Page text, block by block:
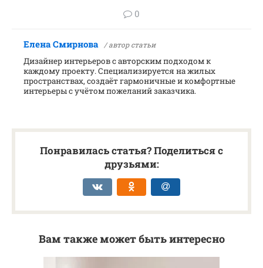
0
Елена Смирнова / автор статьи
Дизайнер интерьеров с авторским подходом к
каждому проекту. Специализируется на жилых
пространствах, создаёт гармоничные и комфортные
интерьеры с учётом пожеланий заказчика.
Понравилась статья? Поделиться с
друзьями:
Вам также может быть интересно